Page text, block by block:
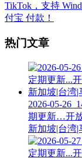
热门文章
2026-05-
期更新…开
新加坡|台湾